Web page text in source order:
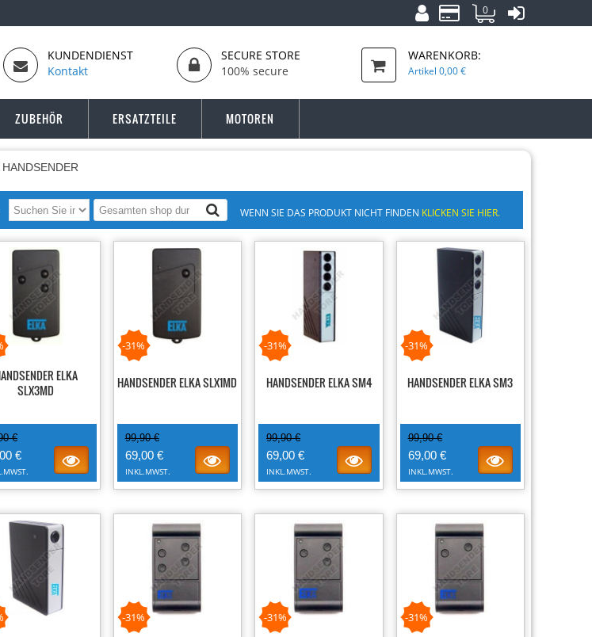
0
KUNDENDIENST
Kontakt
SECURE STORE
100% secure
WARENKORB:
Artikel 0,00 €
ZUBEHÖR ERSATZTEILE MOTOREN
HANDSENDER
WENN SIE DAS PRODUKT NICHT FINDEN KLICKEN SIE HIER.
ELKA
SLX3MD
€
€
-31%
HANDSENDER ELKA SLX1MD
99,90 €
69,00 €
INKL.MWST.
-31%
HANDSENDER ELKA SM4
99,90 €
69,00 €
INKL.MWST.
-31%
HANDSENDER ELKA SM3
99,90 €
69,00 €
INKL.MWST.
-31% -31% -31%